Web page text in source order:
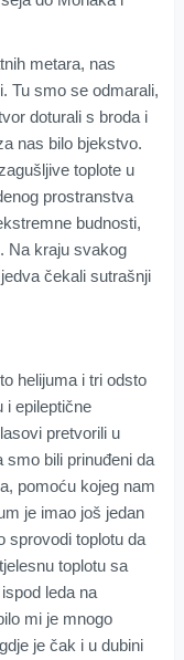
metara, nas
Tu smo se odmarali,
doturali s broda i
nas bilo bjekstvo.
toplote u
prostranstva
budnosti,
Na kraju svakog
čekali sutrašnji
helijuma i tri odsto
i epileptične
pretvorili u
bili prinuđeni da
pomoću kojeg nam
je imao još jedan
sprovodi toplotu da
toplotu sa
leda na
mi je mnogo
je čak i u dubini